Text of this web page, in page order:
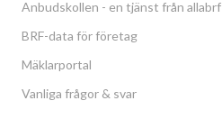
Anbudskollen - en tjänst från allabrf
BRF-data för företag
Mäklarportal
Vanliga frågor & svar